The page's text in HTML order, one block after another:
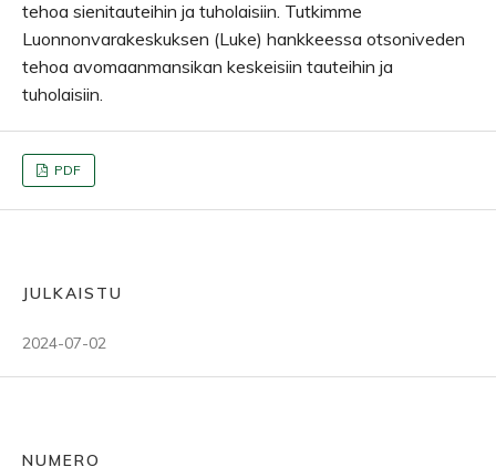
tehoa sienitauteihin ja tuholaisiin. Tutkimme
Luonnonvarakeskuksen (Luke) hankkeessa otsoniveden
tehoa avomaanmansikan keskeisiin tauteihin ja
tuholaisiin.
PDF
JULKAISTU
2024-07-02
NUMERO